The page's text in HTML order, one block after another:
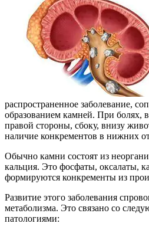
распространенное заболевание,
образованием камней. При
правой стороны, сбоку, внизу
наличие конкрементов в нижних
Обычно камни состоят из
кальция. Это фосфаты, оксалаты,
формируются конкременты из
Развитие этого заболевания
метаболизма. Это связано со
патологиями: